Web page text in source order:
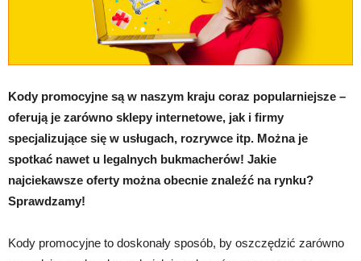
Kody promocyjne są w naszym kraju coraz popularniejsze –
oferują je zarówno sklepy internetowe, jak i firmy
specjalizujące się w usługach, rozrywce itp. Można je
spotkać nawet u legalnych bukmacherów! Jakie
najciekawsze oferty można obecnie znaleźć na rynku?
Sprawdzamy!
Kody promocyjne to doskonały sposób, by oszczędzić zarówno